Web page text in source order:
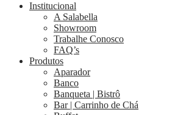
Institucional
A Salabella
Showroom
Trabalhe Conosco
FAQ’s
Produtos
Aparador
Banco
Banqueta | Bistrô
Bar | Carrinho de Chá